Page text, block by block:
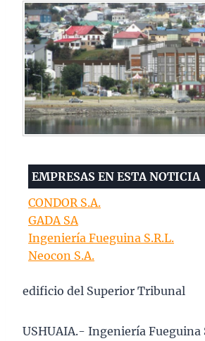
EMPRESAS EN ESTA NOTICIA
CONDOR S.A.
GADA SA
Ingeniería Fueguina S.R.L.
Neocon S.A.
edificio del Superior Tribunal
USHUAIA.- Ingeniería Fueguina